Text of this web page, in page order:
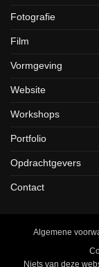
Fotografie
Film
Vormgeving
Website
Workshops
Portfolio
Opdrachtgevers
Contact
Algemene
Niets van deze